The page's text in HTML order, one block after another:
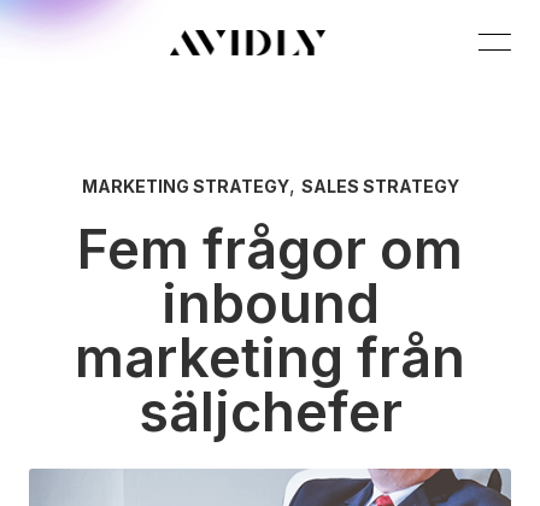
MARKETING STRATEGY, SALES STRATEGY
Fem frågor om
inbound
marketing från
säljchefer